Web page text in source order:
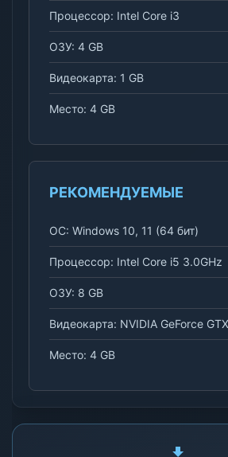
Процессор: Intel Core i3
ОЗУ: 4 GB
Видеокарта: 1 GB
Место: 4 GB
РЕКОМЕНДУЕМЫЕ
ОС: Windows 10, 11 (64 бит)
Процессор: Intel Core i5 3.0GHz
ОЗУ: 8 GB
Видеокарта: NVIDIA GeForce
Место: 4 GB